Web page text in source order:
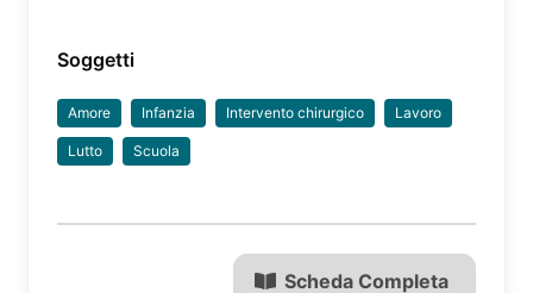
Soggetti
Amore Infanzia Intervento chirurgico Lavoro
Lutto Scuola
Scheda Completa